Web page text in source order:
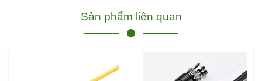
Sản phẩm liên quan